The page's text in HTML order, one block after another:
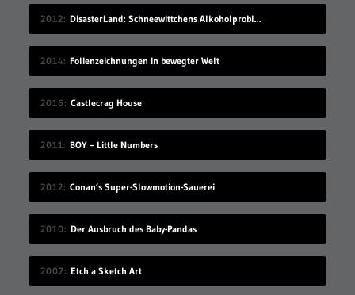
2012 DisasterLand: Schneewittchens Alkoholproblem
2014 Folienzeichnungen in bewegter Welt
2016 Castlecrag House
2011 BOY – Little Numbers
2012 Conan’s Super-Slowmotion-Sauerei
2010 Der Ausbruch des Baby-Pandas
2007 Etch a Sketch Art